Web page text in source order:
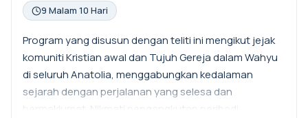
9 Malam 10 Hari
Program yang disusun dengan teliti ini mengikut jejak
komuniti Kristian awal dan Tujuh Gereja dalam Wahyu
di seluruh Anatolia, menggabungkan kedalaman
sejarah dengan perjalanan yang selesa dan
bermaklumat. Nikmati pengangkutan peribadi,